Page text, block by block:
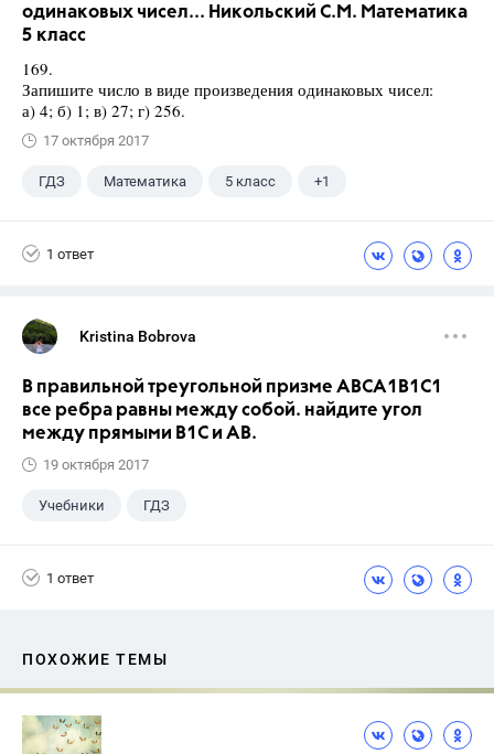
одинаковых чисел... Никольский С.М. Математика
5 класс
169.
Запишите число в виде произведения одинаковых чисел:
а) 4; б) 1; в) 27; г) 256.
17 октября 2017
ГДЗ Математика 5 класс +1
1 ответ
Kristina Bobrova
В правильной треугольной призме АВСA1В1С1
все ребра равны между собой. найдите угол
между прямыми В1С и АВ.
19 октября 2017
Учебники ГДЗ
1 ответ
ПОХОЖИЕ ТЕМЫ